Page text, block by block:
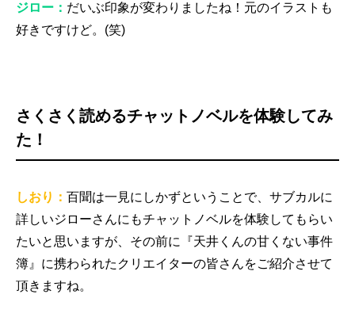
ジロー： だいぶ印象が変わりましたね！元のイラストも
好きですけど。(笑)
さくさく読めるチャットノベルを体験してみ
た！
しおり： 百聞は一見にしかずということで、サブカルに
詳しいジローさんにもチャットノベルを体験してもらい
たいと思いますが、その前に『天井くんの甘くない事件
簿』に携わられたクリエイターの皆さんをご紹介させて
頂きますね。